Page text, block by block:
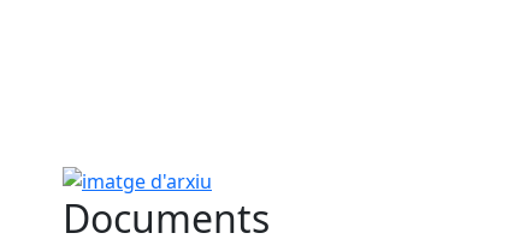
imatge d'arxiu
Documents